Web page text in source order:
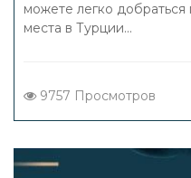
можете легко
места в Турции...
9757 Просмотров